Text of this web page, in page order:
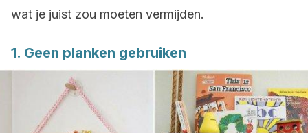
wat je juist zou moeten vermijden.
1. Geen planken gebruiken